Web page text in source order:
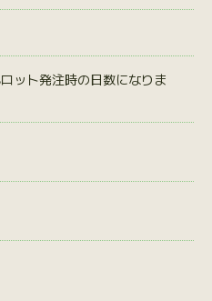
ット発注時の日数になりま